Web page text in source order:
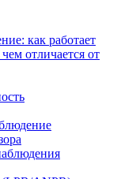
как работает
отличается от